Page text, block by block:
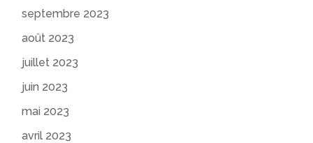
septembre 2023
août 2023
juillet 2023
juin 2023
mai 2023
avril 2023